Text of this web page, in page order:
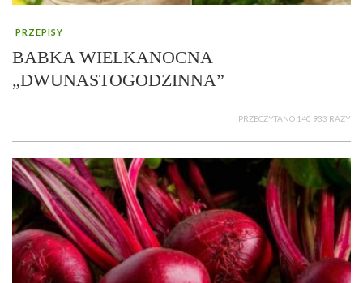
PRZEPISY
BABKA WIELKANOCNA
„DWUNASTOGODZINNA”
PRZECZYTANO 140 933 RAZY